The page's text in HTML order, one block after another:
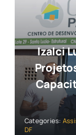
Izalci
Categories:
DF